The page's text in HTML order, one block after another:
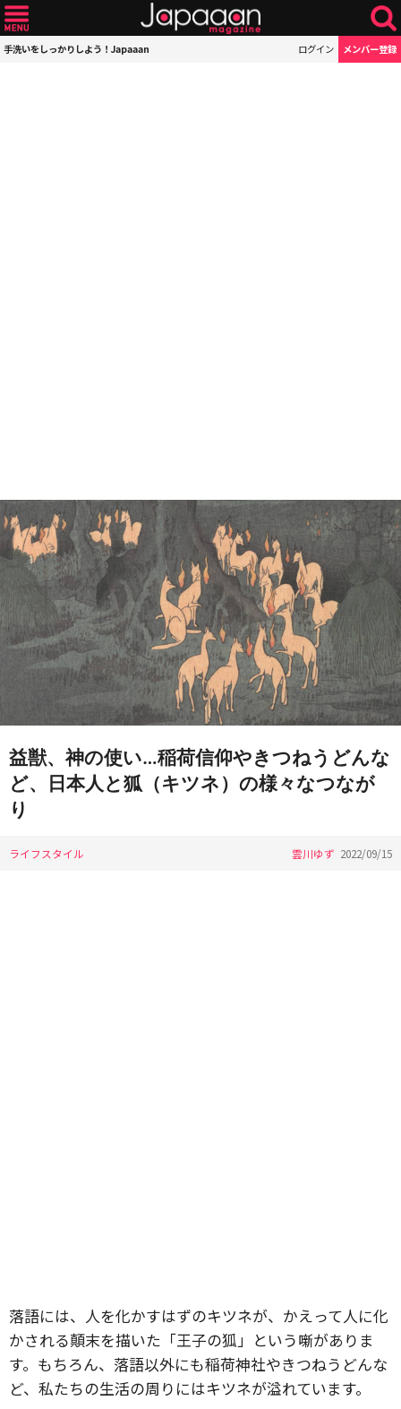
手洗いをしっかりしよう！Japaaan ログイン メンバー登録
益獣、神の使い…稲荷信仰やきつねうどんな
ど、日本人と狐（キツネ）の様々なつなが
り
ライフスタイル 雲川ゆず 2022/09/15
落語には、人を化かすはずのキツネが、かえって人に化
かされる顛末を描いた「王子の狐」という噺がありま
す。もちろん、落語以外にも稲荷神社やきつねうどんな
ど、私たちの生活の周りにはキツネが溢れています。